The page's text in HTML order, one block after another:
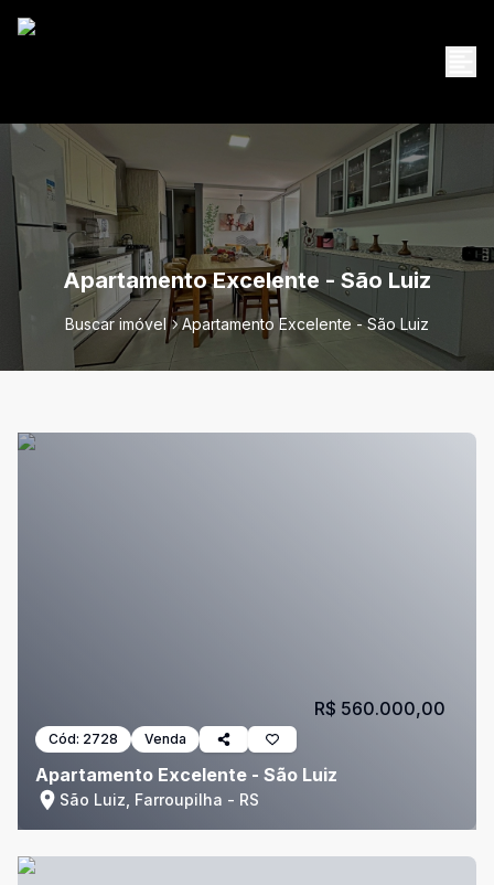
Apartamento Excelente - São Luiz
Buscar imóvel Apartamento Excelente - São Luiz
Cód: 2728 Venda
Apartamento Excelente - São Luiz
São Luiz, Farroupilha - RS
R$ 560.000,00